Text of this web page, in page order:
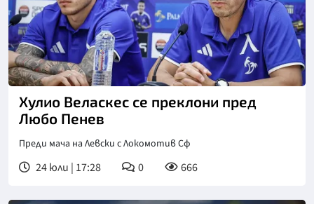
Снимка: Левски
Хулио Веласкес се преклони пред
Любо Пенев
Преди мача на Левски с Локомотив Сф
24 юли | 17:28 0 666